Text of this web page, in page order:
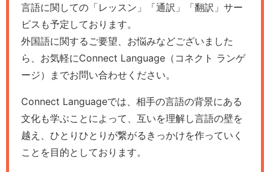
言語に関しての「レッスン」「通訳」「翻訳」サー
ビスも予定しております。
外国語に関するご要望、お悩みなどございました
ら、お気軽にConnect Language（コネクト ランゲ
ージ）までお問い合わせください。
Connect Languageでは、相手の言語の背景にある
文化も学ぶことによって、互いを理解し言語の壁を
越え、ひとりひとりが繋がるきっかけを作っていく
ことを目的としております。